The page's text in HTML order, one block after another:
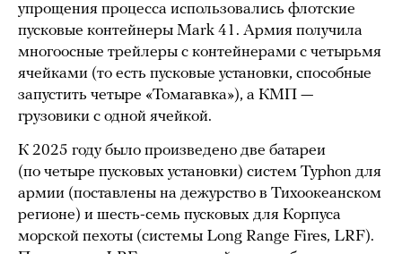
упрощения процесса использовались флотские
пусковые контейнеры Mark 41. Армия получила
многоосные трейлеры с контейнерами с четырьмя
ячейками (то есть пусковые установки, способные
запустить четыре «Томагавка»), а КМП —
грузовики с одной ячейкой.
К 2025 году было произведено две батареи
(по четыре пусковых установки) систем Typhon для
армии (поставлены на дежурство в Тихоокеанском
регионе) и шесть-семь пусковых для Корпуса
морской пехоты (системы Long Range Fires, LRF).